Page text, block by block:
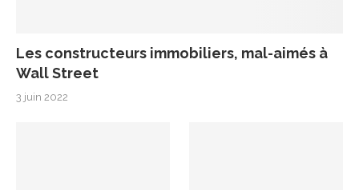
Les constructeurs immobiliers, mal-aimés à
Wall Street
3 juin 2022